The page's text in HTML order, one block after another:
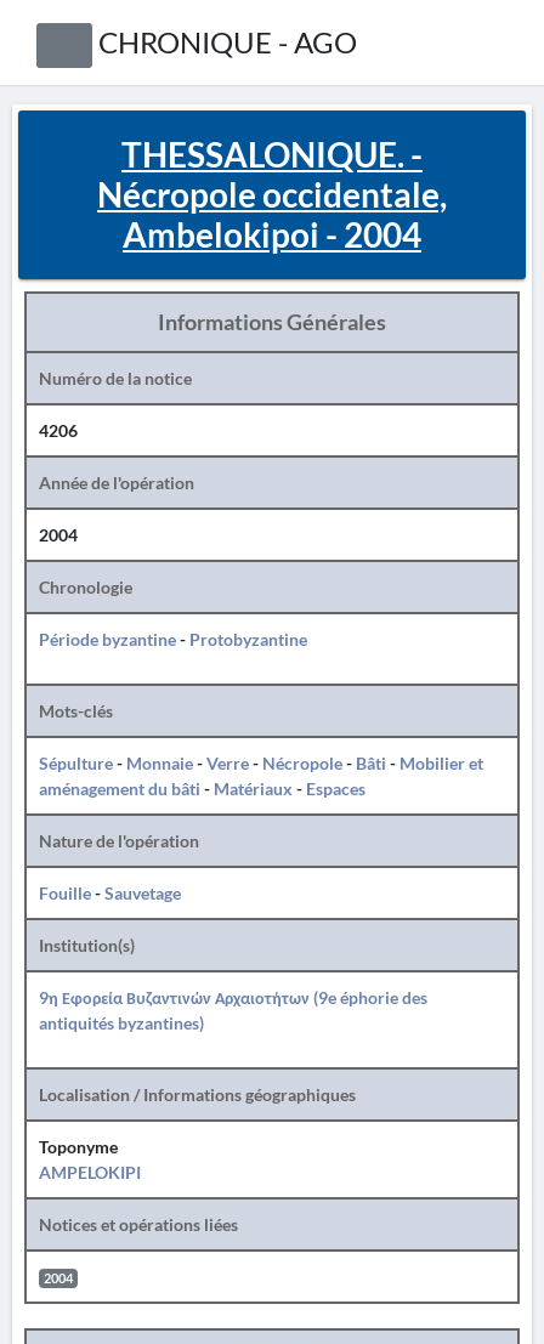
CHRONIQUE - AGO
THESSALONIQUE. -
Nécropole occidentale,
Ambelokipoi - 2004
Informations Générales
Numéro de la notice
4206
Année de l'opération
2004
Chronologie
Période byzantine- Protobyzantine
Mots-clés
Sépulture- Monnaie-Verre- Nécropole- Bâti - Mobilier et
aménagement du bâti - Matériaux - Espaces
Nature de l'opération
Fouille-Sauvetage
Institution(s)
9η Εφορεία Βυζαντινών Αρχαιοτήτων (9e éphorie des
antiquités byzantines)
Localisation / Informations géographiques
Toponyme
AMPELOKIPI
Notices et opérations liées
2004